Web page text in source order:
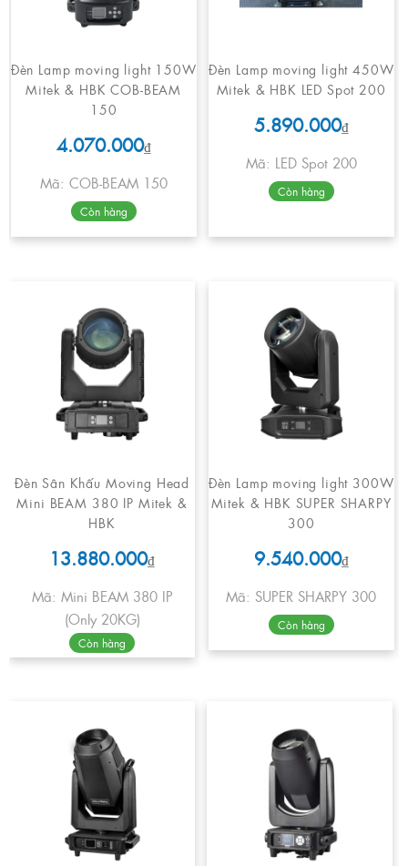
Đèn Lamp moving light 150W
Mitek & HBK COB-BEAM
150
4.070.000₫
Mã: COB-BEAM 150
Còn hàng
Đèn Lamp moving light 450W
Mitek & HBK LED Spot 200
5.890.000₫
Mã: LED Spot 200
Còn hàng
Đèn Sân Khấu Moving Head
Mini BEAM 380 IP Mitek &
HBK
13.880.000₫
Mã: Mini BEAM 380 IP
(Only 20KG)
Còn hàng
Đèn Lamp moving light 300W
Mitek & HBK SUPER SHARPY
300
9.540.000₫
Mã: SUPER SHARPY 300
Còn hàng